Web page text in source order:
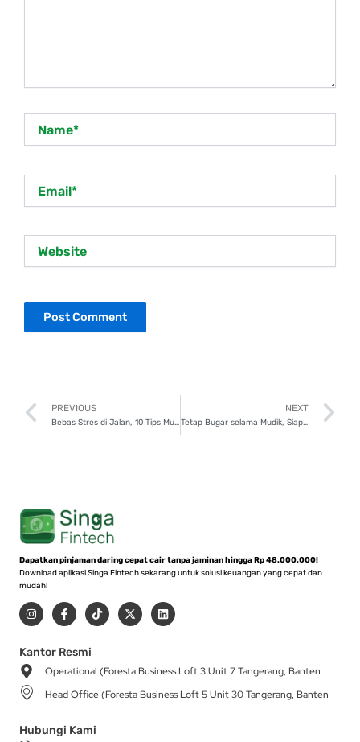
Prev
PREVIOUS
Bebas Stres di Jalan, 10 Tips Mudik Nyaman dengan Kendaraan Pribadi!
NEXT
Tetap Bugar selama Mudik, Siapkan Fisik dan Mental dengan 8 Tips Ini!
Dapatkan pinjaman daring cepat cair tanpa jaminan hingga Rp 48.000.000!
Download aplikasi Singa Fintech sekarang untuk solusi keuangan yang cepat dan
mudah!
I
n
s
a
g
r
a
m
F
a
c
b
o
-
T
i
k
X
-
t
t
r
L
i
n
i
Kantor Resmi
Operational (Foresta Business Loft 3 Unit 7 Tangerang, Banten
Head Office (Foresta Business Loft 5 Unit 30 Tangerang, Banten
Hubungi Kami